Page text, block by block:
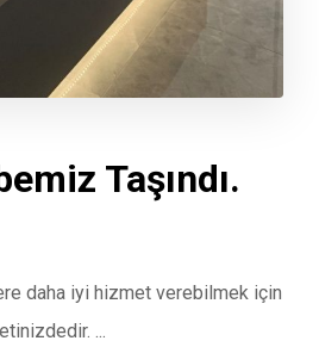
Taşındı.
daha iyi hizmet verebilmek için
...